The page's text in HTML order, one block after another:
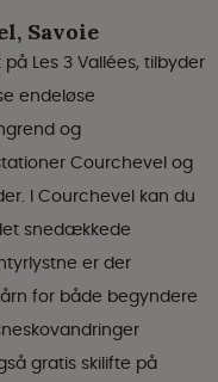
Savoie
Les 3 Vallées, tilbyder
endeløse
og
Courchevel og
I Courchevel kan du
snedækkede
er der
for både begyndere
gratis skilifte på